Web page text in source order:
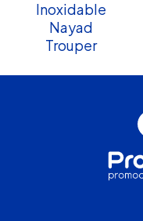
Inoxidable
Nayad
Trouper